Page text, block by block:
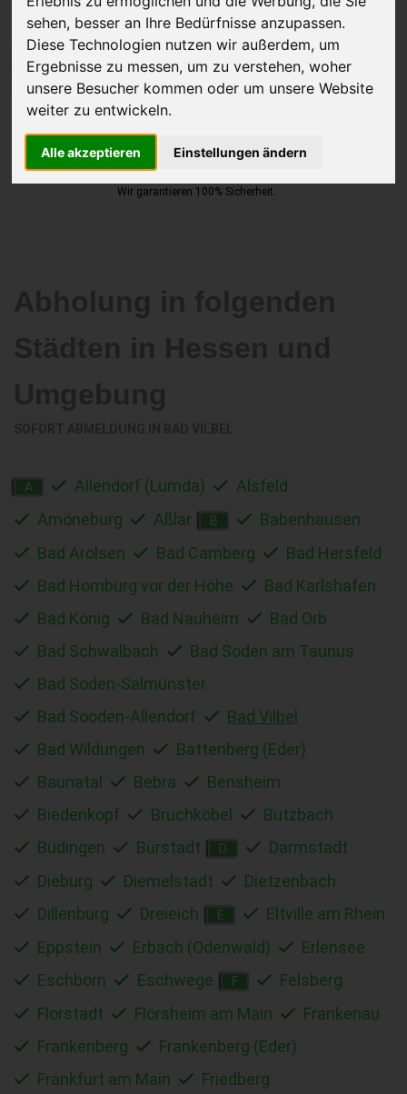
sehen, besser an Ihre Bedürfnisse anzupassen.
Diese Technologien nutzen wir außerdem, um
Ergebnisse zu messen, um zu verstehen, woher
unsere Besucher kommen oder um unsere Website
weiter zu entwickeln.
Alle akzeptieren Einstellungen ändern
JETZT KOSTENLOSE BEWERTUNG
Kostenloses Angebotfür den Ankauf Ihres Autos inklusive der
Abholung, auf Wunsch sofort Geld. Ihre Daten werden nicht mit Dritten
Wir garantieren 100% Sicherheit.
A Allendorf (Lumda)
Alsfeld
Amöneburg
Aßlar B
Babenhausen
Bad Arolsen
Bad Camberg
Bad Hersfeld
Bad Homburg vor der Höhe
Bad Karlshafen
Bad König
Bad Nauheim
Bad Orb
Bad Schwalbach
Bad Soden am Taunus
Bad Soden-Salmünster
Bad Sooden-Allendorf
Bad Vilbel
Bad Wildungen
Battenberg (Eder)
Baunatal
Bebra
Bensheim
Biedenkopf
Bruchköbel
Butzbach
Büdingen
Bürstadt D
Darmstadt
Dieburg
Diemelstadt
Dietzenbach
Dillenburg
Dreieich E
Eltville am Rhein
Eppstein
Erbach (Odenwald)
Erlensee
Eschborn
Eschwege F
Felsberg
Florstadt
Flörsheim am Main
Frankenau
Frankenberg
Frankenberg (Eder)
Frankfurt am Main
Friedberg